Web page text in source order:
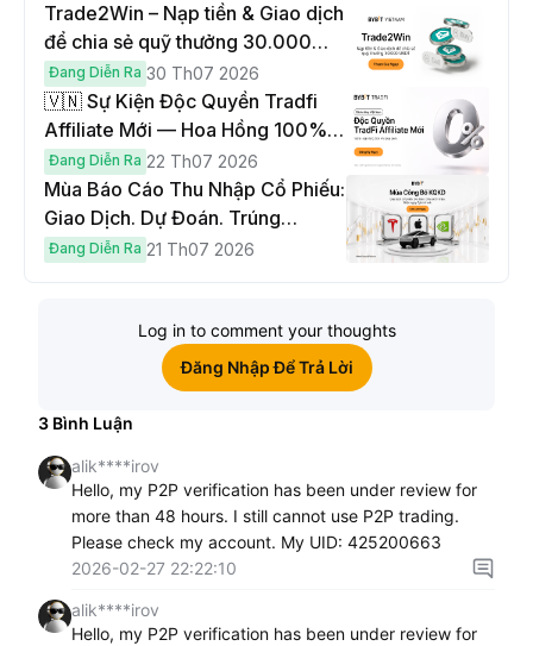
Trade2Win – Nạp tiền & Giao dịch
để chia sẻ quỹ thưởng 30.000
USDT
Đang Diễn Ra 30 Th07 2026
🇻🇳 Sự Kiện Độc Quyền Tradfi
Affiliate Mới — Hoa Hồng 100% &
Hoàn Phí Qua Đêm
Đang Diễn Ra 22 Th07 2026
Mùa Báo Cáo Thu Nhập Cổ Phiếu:
Giao Dịch. Dự Đoán. Trúng
Cybertruck!
Đang Diễn Ra 21 Th07 2026
Log in to comment your thoughts
Đăng Nhập Để Trả Lời
3 Bình Luận
alik****irov
Hello, my P2P verification has been under review for
more than 48 hours. I still cannot use P2P trading.
Please check my account. My UID: 425200663
2026-02-27 22:22:10
alik****irov
Hello, my P2P verification has been under review for